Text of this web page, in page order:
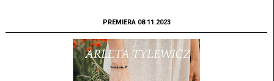
PREMIERA 08.11.2023